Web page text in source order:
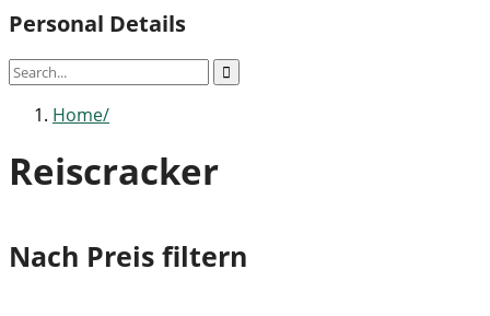
Personal Details
Home
Reiscracker
Nach Preis filtern